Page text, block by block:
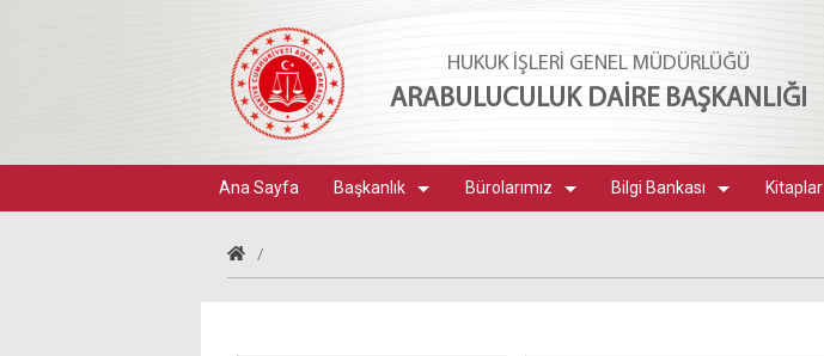
HUKUK İŞLERİ GENEL MÜDÜRLÜĞÜ
ARABULUCULUK DAİRE BAŞKANLIĞI
Ana Sayfa Başkanlık Bürolarımız Bilgi Bankası Kitaplar
/